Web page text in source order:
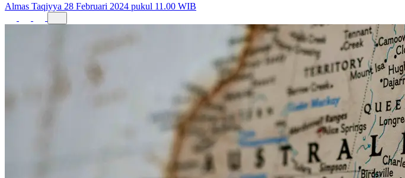
Almas Taqiyya 28 Februari 2024 pukul 11.00 WIB